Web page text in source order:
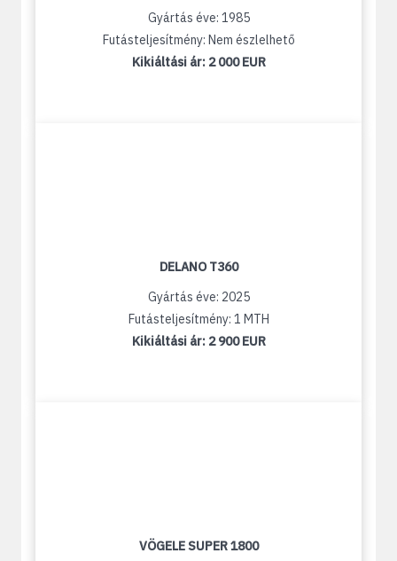
Gyártás éve: 1985
Futásteljesítmény: Nem észlelhető
Kikiáltási ár: 2 000 EUR
DELANO T360
Gyártás éve: 2025
Futásteljesítmény: 1 MTH
Kikiáltási ár: 2 900 EUR
VÖGELE SUPER 1800